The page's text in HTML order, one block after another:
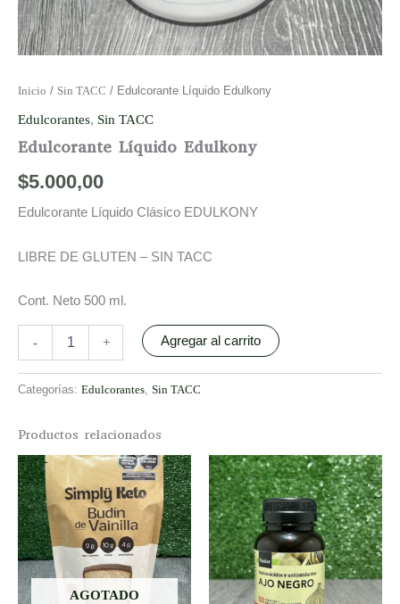
Inicio / Sin TACC / Edulcorante Líquido Edulkony
Edulcorantes, Sin TACC
Edulcorante Líquido Edulkony
$5.000,00
Edulcorante Líquido Clásico EDULKONY
LIBRE DE GLUTEN – SIN TACC
Cont. Neto 500 ml.
- + Agregar al carrito
Categorías: Edulcorantes Sin TACC
Productos relacionados
AGOTADO
This
product
has
multiple
variants.
The
options